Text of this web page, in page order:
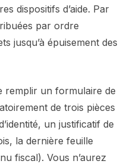
dispositifs d’aide. Par
par ordre
jusqu’à épuisement des
remplir un formulaire de
de trois pièces
un justificatif de
la dernière feuille
fiscal). Vous n’aurez